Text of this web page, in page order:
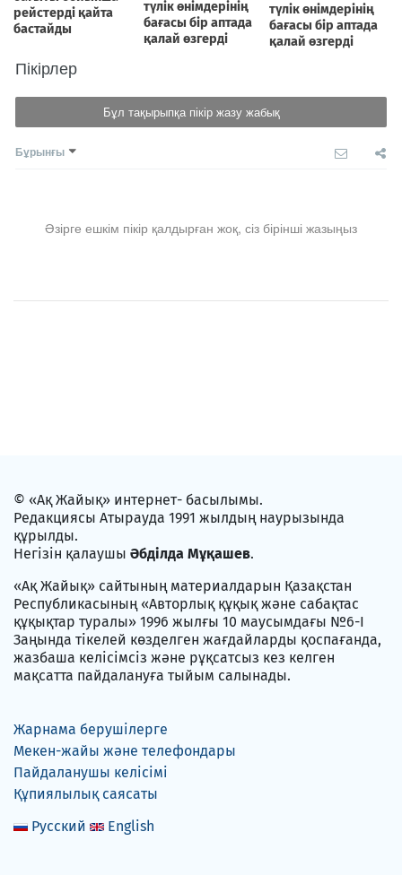
Пікірлер
Бұл тақырыпқа пікір жазу жабық
Бұрынғы
Әзірге ешкім пікір қалдырған жоқ, сіз бірінші жазыңыз
© «Ақ Жайық» интернет- басылымы.
Редакциясы Атырауда 1991 жылдың наурызында
құрылды.
Негізін қалаушы Әбділда Мұқашев.
«Ақ Жайық» сайтының материалдарын Қазақстан
Республикасының «Авторлық құқық және сабақтас
құқықтар туралы» 1996 жылғы 10 маусымдағы №6-I
Заңында тікелей көзделген жағдайларды қоспағанда,
жазбаша келісімсіз және рұқсатсыз кез келген
мақсатта пайдалануға тыйым салынады.
Жарнама берушілерге
Мекен-жайы және телефондары
Пайдаланушы келісімі
Құпиялылық саясаты
Русский
English